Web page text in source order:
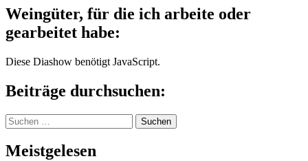
Weingüter, für die ich arbeite oder
gearbeitet habe:
Diese Diashow benötigt JavaScript.
Beiträge durchsuchen:
Suchen
nach:
Meistgelesen